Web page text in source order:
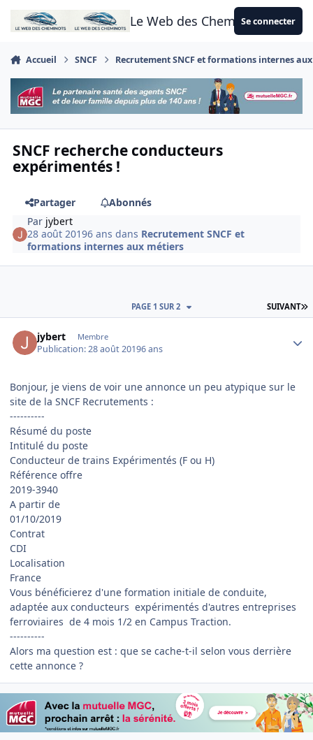
Aller au contenu
Le Web des CheminotsSe connecter
Accueil SNCF Recrutement SNCF et formations internes
SNCF recherche conducteurs
expérimentés !
Partager
Abonnés
Par jybert
28 août 20196 ans dans Recrutement SNCF et
formations internes aux métiers
SUIVANT
PAGE 1 SUR 2
jybert Membre
Publication:28 août 20196 ans
Bonjour, je viens de voir une annonce un peu atypique sur le
site de la SNCF Recrutements :
----------
Résumé du poste
Intitulé du poste
Conducteur de trains Expérimentés (F ou H)
Référence offre
2019-3940
A partir de
01/10/2019
Contrat
CDI
Localisation
France
Vous bénéficierez d'une formation initiale de conduite,
adaptée aux conducteurs expérimentés d'autres entreprises
ferroviaires de 4 mois 1/2 en Campus Traction.
----------
Alors ma question est : que se cache-t-il selon vous derrière
cette annonce ?